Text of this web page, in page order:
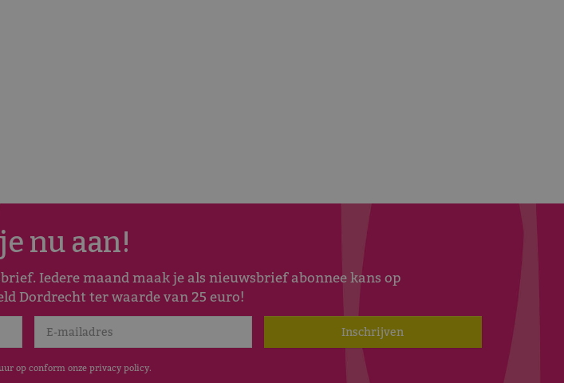
nu aan!
Iedere maand maak je als nieuwsbrief abonnee kans op
Dordrecht ter waarde van 25 euro!
op conform onze privacy policy.